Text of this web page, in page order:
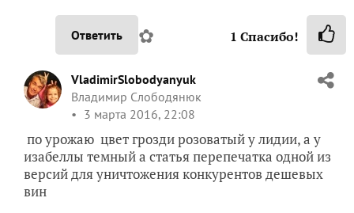
Ответить ✿ 1 Спасибо!
VladimirSlobodyanyuk
Владимир Слободянюк
3 марта 2016, 22:08
по урожаю цвет грозди розоватый у лидии, а у
изабеллы темный а статья перепечатка одной из
версий для уничтожения конкурентов дешевых
вин